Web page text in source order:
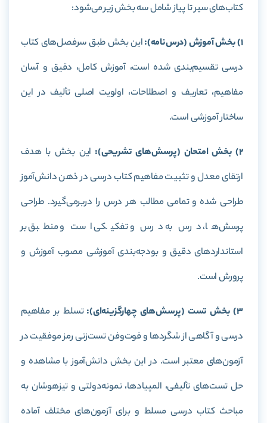
کتاب‌های سیر تا پیاز شامل سه بخش زیر می‌شود:
1) بخش آموزش (درس‌نامه):
این بخش طبق سرفصل‌های کتاب
درسی تقسیم‌بندی شده‌ است، آموزش کامل، دقیق و آسان
مفاهیم، تعاریف و اصطلاحات، اولویت اصلی تألیف در این
ساختار آموزشی است.
2) بخش امتحان (پرسش‌های تشریحی):
این بخش با هدف
ارتقای معدل و تثبیت مفاهیم کتاب درسی در ذهن دانش‌آموز
طراحی شده و تمامی مطالب هر درس را دربرمی‌گیرد. طراحی
پرسش‌ها، درس به درس و تفکیکی است و منطبق بر
استاندارد‌های دقیق و بودجه‌بندی آموزشی مصوب آموزش و
پرورش است.
3) بخش تست (پرسش‌های چهارگزینه‌ای):
تسلط بر مفاهیم
درسی و آگاهی از شگردها و فوت‌وفن تست‌زنی رمز موفقیت در
آزمون‌های معتبر است. در این بخش دانش‌آموز با مشاهده و
حل تست‌های تألیفی، المپیادها، نمونه‌دولتی و تیزهوشان به
مباحث کتاب درسی مسلط و برای آزمون‌های مختلف آماده